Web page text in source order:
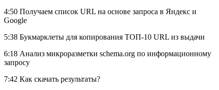
4:50 Получаем список URL на основе запроса в Яндекс и
Google
5:38 Букмарклеты для копирования ТОП-10 URL из выдачи
6:18 Анализ микроразметки schema.org по информационному
запросу
7:42 Как скачать результаты?